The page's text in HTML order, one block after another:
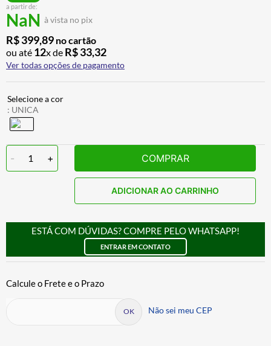
a partir de:
NaN à vista no pix
R$399,89 no cartão
ou até 12x de R$33,32
Ver todas opções de pagamento
: UNICA
- 1 + COMPRAR
ADICIONAR AO CARRINHO
ESTÁ COM DÚVIDAS? COMPRE PELO WHATSAPP!
ENTRAR EM CONTATO
Não sei meu CEP